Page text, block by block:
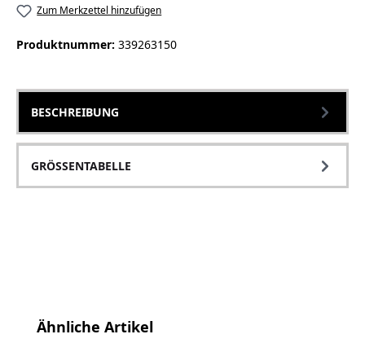
Zum Merkzettel hinzufügen
Produktnummer: 339263150
BESCHREIBUNG
GRÖSSENTABELLE
Produktgalerie überspringen
Ähnliche Artikel